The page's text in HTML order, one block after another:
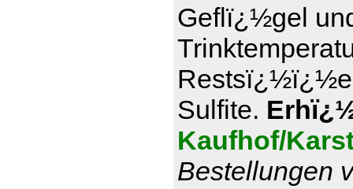
Geflï¿½gel
Sulfite.
Kaufhof/
Bestellungen